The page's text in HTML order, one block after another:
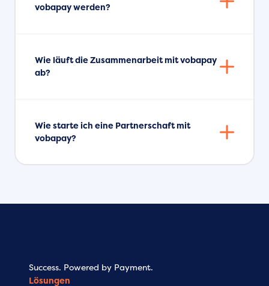
vobapay werden?
Wie läuft die Zusammenarbeit mit vobapay
ab?
Wie starte ich eine Partnerschaft mit
vobapay?
Success. Powered by Payment.
Lösungen